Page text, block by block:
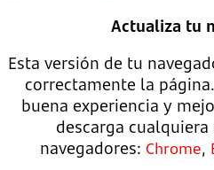
Actualiza tu
Esta versión de tu
correctamente la
buena experiencia y
descarga
navegadores: Chrome,